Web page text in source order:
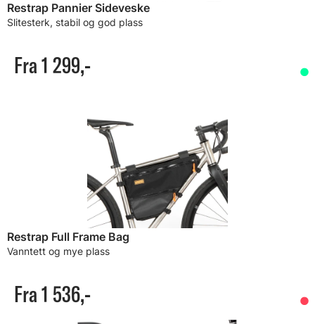
Restrap Pannier Sideveske
Slitesterk, stabil og god plass
Fra 1 299,-
Restrap Full Frame Bag
Vanntett og mye plass
Fra 1 536,-